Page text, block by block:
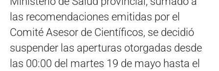
las recomendaciones emitidas por el
Comité Asesor de Científicos, se decidió
suspender las aperturas otorgadas desde
las 00:00 del martes 19 de mayo hasta el